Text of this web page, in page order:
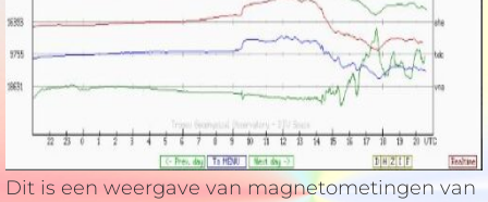
Dit is een weergave van magnetometingen van